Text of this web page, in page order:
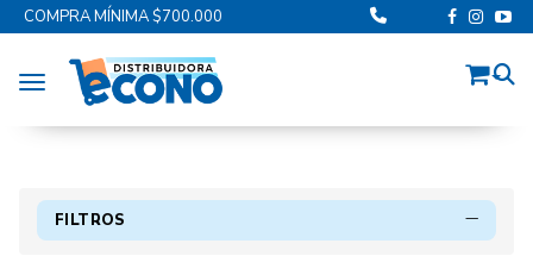
COMPRA MÍNIMA $700.000
Toggle navigation
FILTROS